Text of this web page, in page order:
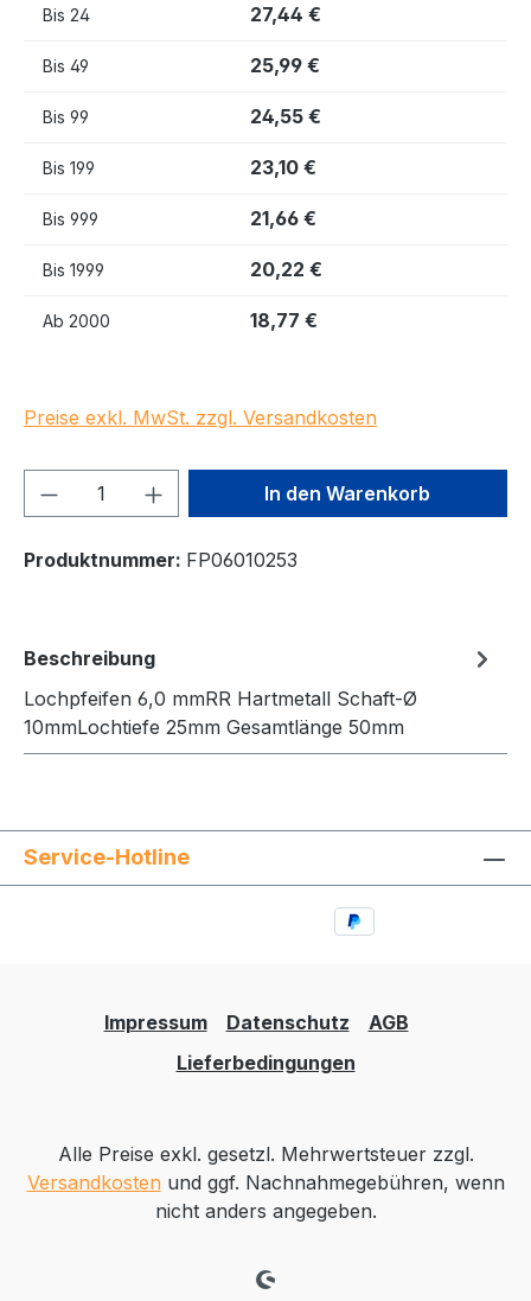
Bis 24 27,44 €
Bis 49 25,99 €
Bis 99 24,55 €
Bis 199 23,10 €
Bis 999 21,66 €
Bis 1999 20,22 €
Ab 2000 18,77 €
Preise exkl. MwSt. zzgl. Versandkosten
Produkt Anzahl: Gib denIn den Warenkorb
Produktnummer: FP06010253
Beschreibung
Lochpfeifen 6,0 mmRR Hartmetall Schaft-Ø
10mmLochtiefe 25mm Gesamtlänge 50mm
Service-Hotline
Impressum Datenschutz
AGB
Lieferbedingungen
Alle Preise exkl. gesetzl. Mehrwertsteuer zzgl.
Versandkosten und ggf. Nachnahmegebühren, wenn
nicht anders angegeben.